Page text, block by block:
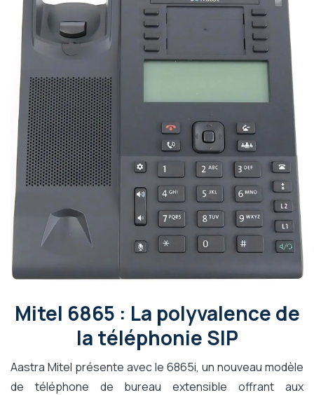
Mitel 6865 : La polyvalence de
la téléphonie SIP
Aastra Mitel présente avec le 6865i, un nouveau modèle
de téléphone de bureau extensible offrant aux